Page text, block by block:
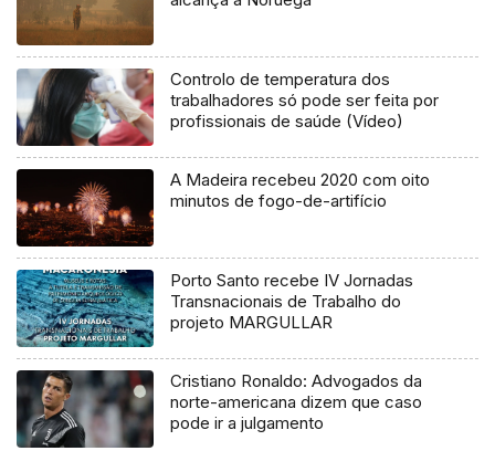
Controlo de temperatura dos
trabalhadores só pode ser feita por
profissionais de saúde (Vídeo)
A Madeira recebeu 2020 com oito
minutos de fogo-de-artifício
Porto Santo recebe IV Jornadas
Transnacionais de Trabalho do
projeto MARGULLAR
Cristiano Ronaldo: Advogados da
norte-americana dizem que caso
pode ir a julgamento